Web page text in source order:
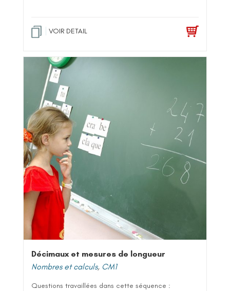
VOIR DETAIL
Décimaux et mesures de longueur
Nombres et calculs, CM1
Questions travaillées dans cette séquence :